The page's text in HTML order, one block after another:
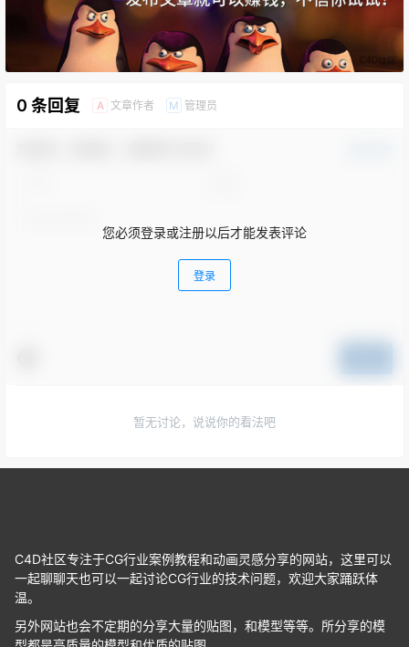
0 条回复 A 文章作者 M 管理员
您必须登录或注册以后才能发表评论
登录
暂无讨论，说说你的看法吧
C4D社区专注于CG行业案例教程和动画灵感分享的网站，这里可以
一起聊聊天也可以一起讨论CG行业的技术问题，欢迎大家踊跃体
温。
另外网站也会不定期的分享大量的贴图，和模型等等。所分享的模